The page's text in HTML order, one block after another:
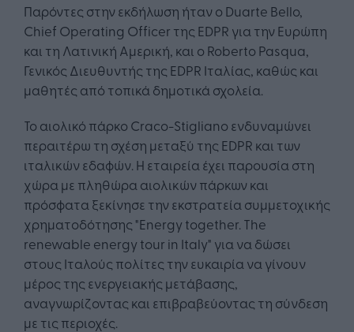
Παρόντες στην εκδήλωση ήταν ο Duarte Bello,
Chief Operating Officer της EDPR για την Ευρώπη
και τη Λατινική Αμερική, και ο Roberto Pasqua,
Γενικός Διευθυντής της EDPR Ιταλίας, καθώς και
μαθητές από τοπικά δημοτικά σχολεία.
Το αιολικό πάρκο Craco-Stigliano ενδυναμώνει
περαιτέρω τη σχέση μεταξύ της EDPR και των
ιταλικών εδαφών. Η εταιρεία έχει παρουσία στη
χώρα με πληθώρα αιολικών πάρκων και
πρόσφατα ξεκίνησε την εκστρατεία συμμετοχικής
χρηματοδότησης "Energy together. The
renewable energy tour in Italy" για να δώσει
στους Ιταλούς πολίτες την ευκαιρία να γίνουν
μέρος της ενεργειακής μετάβασης,
αναγνωρίζοντας και επιβραβεύοντας τη σύνδεση
με τις περιοχές.